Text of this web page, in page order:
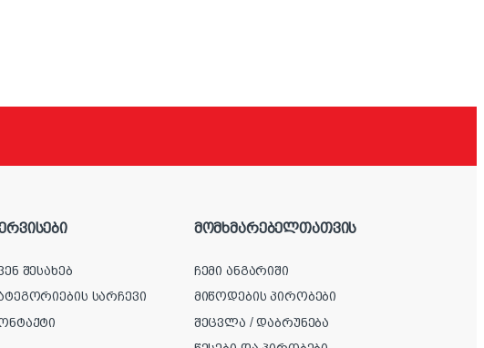
შესახებ
სარჩევი
მომხმარებელთათვის
ჩემი ანგარიში
მიწოდების პირობები
შეცვლა / დაბრუნება